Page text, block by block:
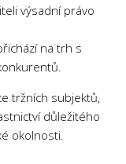
výsadní právo
na trh s
tržních subjektů,
důležitého
okolnosti.